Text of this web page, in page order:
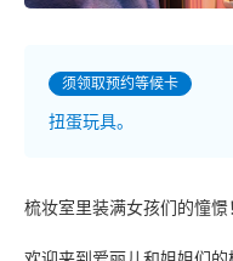
须领取预约等候卡
扭蛋玩具。
梳妆室里装满女孩们的憧憬